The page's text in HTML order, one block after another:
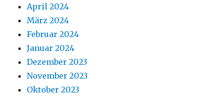
April 2024
März 2024
Februar 2024
Januar 2024
Dezember 2023
November 2023
Oktober 2023